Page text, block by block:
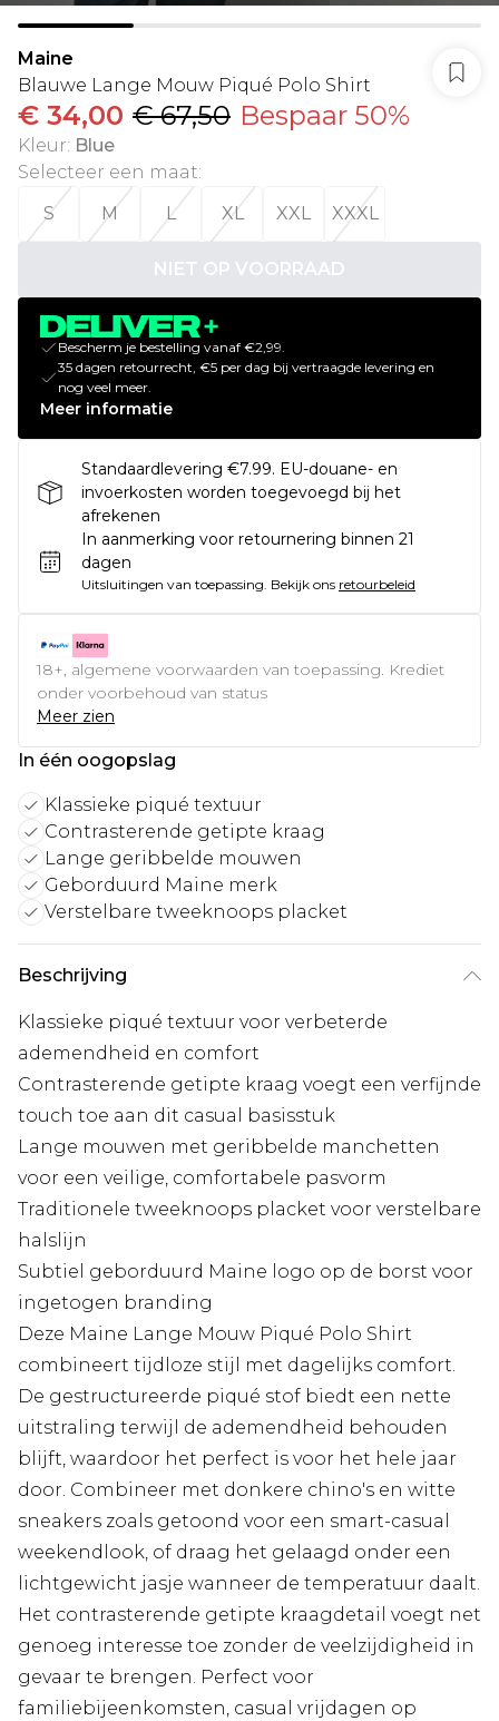
Maine
Blauwe Lange Mouw Piqué Polo Shirt
€ 34,00 € 67,50 Bespaar 50%
Kleur: Blue
Selecteer een maat:
S
M L XL XXL XXXL
NIET OP VOORRAAD
Bescherm je bestelling vanaf €2,99.
35 dagen retourrecht, €5 per dag bij vertraagde levering en
nog veel meer.
Meer informatie
Standaardlevering €7.99. EU-douane- en
invoerkosten worden toegevoegd bij het
afrekenen
In aanmerking voor retournering binnen 21
dagen
Uitsluitingen van toepassing. Bekijk ons retourbeleid
18+, algemene voorwaarden van toepassing. Krediet
onder voorbehoud van status
Meer zien
In één oogopslag
Klassieke piqué textuur
Contrasterende getipte kraag
Lange geribbelde mouwen
Geborduurd Maine merk
Verstelbare tweeknoops placket
Beschrijving
Klassieke piqué textuur voor verbeterde
ademendheid en comfort
Contrasterende getipte kraag voegt een verfijnde
touch toe aan dit casual basisstuk
Lange mouwen met geribbelde manchetten
voor een veilige, comfortabele pasvorm
Traditionele tweeknoops placket voor verstelbare
halslijn
Subtiel geborduurd Maine logo op de borst voor
ingetogen branding
Deze Maine Lange Mouw Piqué Polo Shirt
combineert tijdloze stijl met dagelijks comfort.
De gestructureerde piqué stof biedt een nette
uitstraling terwijl de ademendheid behouden
blijft, waardoor het perfect is voor het hele jaar
door. Combineer met donkere chino's en witte
sneakers zoals getoond voor een smart-casual
weekendlook, of draag het gelaagd onder een
lichtgewicht jasje wanneer de temperatuur daalt.
Het contrasterende getipte kraagdetail voegt net
genoeg interesse toe zonder de veelzijdigheid in
gevaar te brengen. Perfect voor
familiebijeenkomsten, casual vrijdagen op